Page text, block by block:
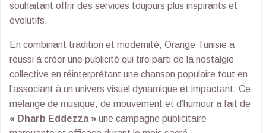
souhaitant offrir des services toujours plus inspirants et
évolutifs.
En combinant tradition et modernité, Orange Tunisie a
réussi à créer une publicité qui tire parti de la nostalgie
collective en réinterprétant une chanson populaire tout en
l’associant à un univers visuel dynamique et impactant. Ce
mélange de musique, de mouvement et d’humour a fait de
« Dharb Eddezza » une campagne publicitaire